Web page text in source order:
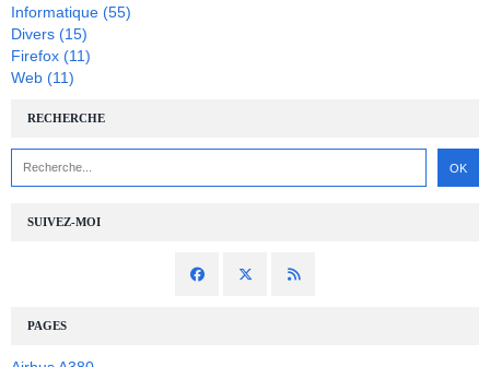
SUIVEZ-MOI
RECHERCHE
PAGES
Informatique (55)
Divers (15)
Firefox (11)
Web (11)